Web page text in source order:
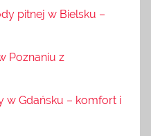
pitnej w Bielsku –
Poznaniu z
w Gdańsku – komfort i